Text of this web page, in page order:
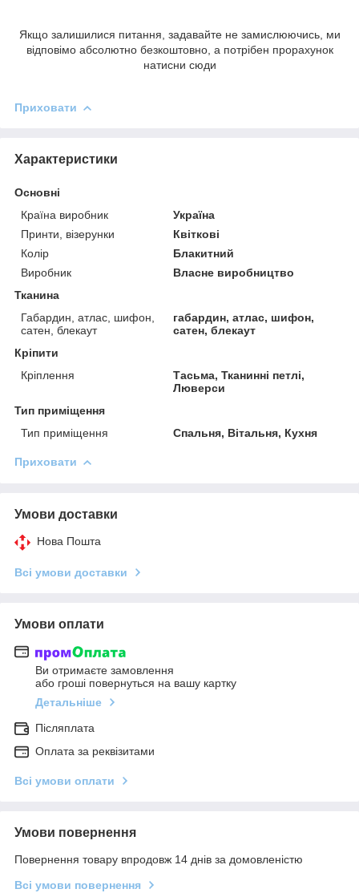
Якщо залишилися питання, задавайте не замислюючись, ми
відповімо абсолютно безкоштовно, а потрібен прорахунок
натисни сюди
Приховати
Характеристики
Основні
Країна виробник
Україна
Принти, візерунки
Квіткові
Колір
Блакитний
Виробник
Власне виробництво
Тканина
Габардин, атлас, шифон,
сатен, блекаут
габардин, атлас, шифон,
сатен, блекаут
Кріпити
Кріплення
Тасьма, Тканинні петлі,
Люверси
Тип приміщення
Тип приміщення
Спальня, Вітальня, Кухня
Приховати
Умови доставки
Нова Пошта
Всі умови доставки
Умови оплати
Ви отримаєте замовлення
або гроші повернуться на вашу картку
Детальніше
Післяплата
Оплата за реквізитами
Всі умови оплати
Умови повернення
Повернення товару впродовж 14 днів за домовленістю
Всі умови повернення